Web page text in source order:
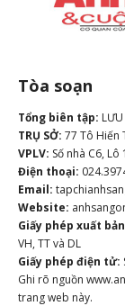
Tòa soạn
Tổng biên tập:
TRỤ SỞ: 77 Tô Hiến
VPLV: Số nhà C6,
Điện thoại:
Email:
Website:
Giấy phép xuất
VH, TT và DL
Giấy phép điện tử:
Ghi rõ nguồn
trang web này.